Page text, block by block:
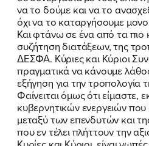
να το δούμε και να το
όχι να το καταργήσουμε
Και φτάνω σε ένα από τα πιο
συζήτηση διατάξεων, της
ΔΕΣΦΑ. Κύριες και Κύριοι
πραγματικά να κάνουμε
εξήγηση για την τροπολογία
Φαίνειται όμως ότι είμαστε,
κυβερνητικών ενεργειών που
μεταξύ των επενδυτών και
που εν τέλει πλήττουν την